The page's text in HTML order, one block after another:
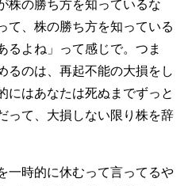
株の勝ち方を知っているな
て、株の勝ち方を知っている
るよね」って感じで。つま
るのは、再起不能の大損をし
にはあなたは死ぬまでずっと
って、大損しない限り株を辞
一時的に休むって言ってるや